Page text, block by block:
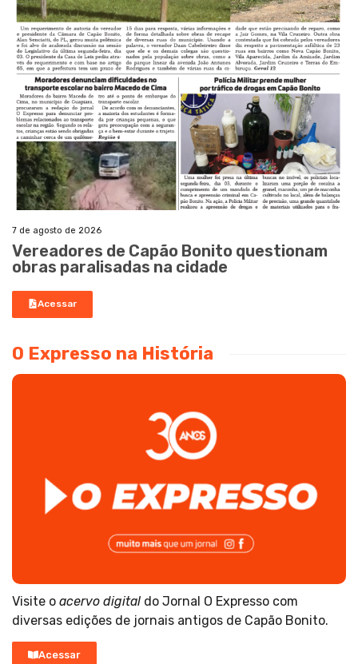
7 de agosto de 2026
Vereadores de Capão Bonito questionam
obras paralisadas na cidade
Acessar
O Expresso na História
Visite o acervo digital do Jornal O Expresso com
diversas edições de jornais antigos de Capão Bonito.
Acessar